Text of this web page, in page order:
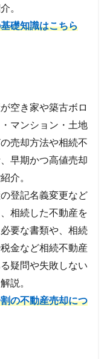
。
礎知識はこちら
空き家や築古ボロ
マンション・土地
売却方法や相続不
早期かつ高値売却
介。
登記名義変更など
相続した不動産を
要な書類や、相続
金など相続不動産
疑問や失敗しない
説。
の不動産売却につ